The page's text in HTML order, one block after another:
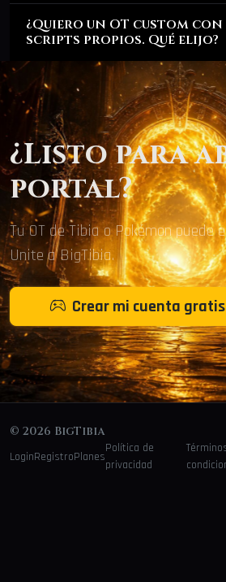
¿Quiero un OT custom con
scripts propios. Qué elijo?
¿Listo para
portal?
Tu OT de Tibia o Pokémon puede
Unite a BigTibia.
Crear mi cuenta gratis
© 2026 BigTibia
LoginRegistroPlanes
Política de
privacidad